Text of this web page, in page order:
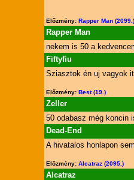
Előzmény: Rapper Man (2099.)
Rapper Man
nekem is 50 a
Fiftyfiu
Sziasztok én uj vagyok
Előzmény: Best (19.)
Zeller
50 odabasz még koncin
Dead-End
A hivatalos honlapon
Előzmény: Alcatraz (2095.)
Alcatraz